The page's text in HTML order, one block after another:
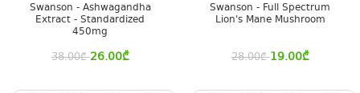
Swanson - Ashwagandha
Extract - Standardized
450mg
38.00₾ 26.00₾
Swanson - Full Spectrum
Lion's Mane Mushroom
28.00₾ 19.00₾